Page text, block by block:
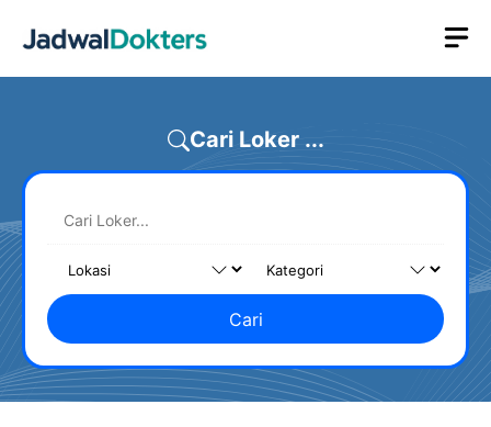
Cari Loker ...
Cari